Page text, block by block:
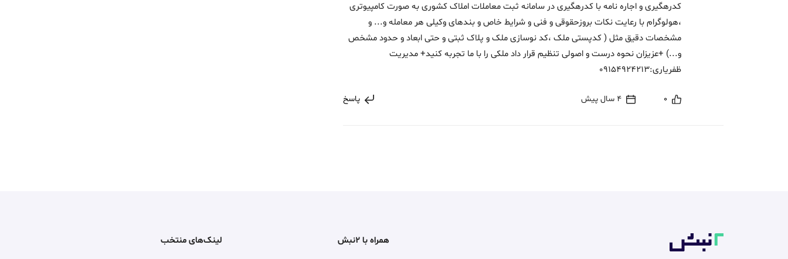
کدرهگیری و اجاره نامه با کدرهگیری در سامانه ثبت معاملات املاک کشوری به صورت کامپیوتری
،هولوگرام با رعایت نکات بروزحقوقی و فنی و شرایط خاص و بندهای وکیلی هر معامله و... و
مشخصات دقیق مثل ( کدپستی ملک ،کد نوسازی ملک و پلاک ثبتی و حتی ابعاد و حدود مشخص
و...) +عزیزان نحوه درست و اصولی تنظیم قرار داد ملکی را با ما تجربه کنید+ مدیریت
ظفریاری:09154924213
0 4 سال پیش پاسخ
همراه با ۲نبش
لینک‌های منتخب